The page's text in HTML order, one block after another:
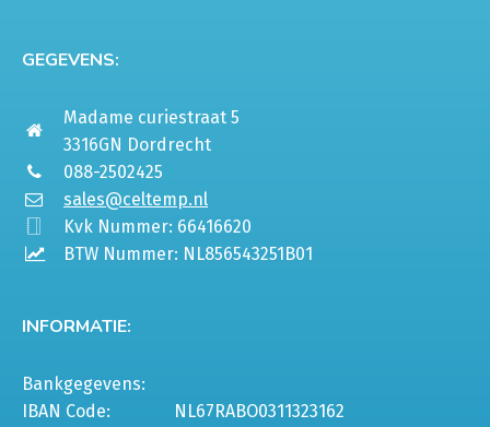
GEGEVENS:
Madame curiestraat 5
3316GN Dordrecht
088-2502425
sales@celtemp.nl
Kvk Nummer: 66416620
BTW Nummer: NL856543251B01
INFORMATIE:
Bankgegevens:
IBAN Code:
NL67RABO0311323162